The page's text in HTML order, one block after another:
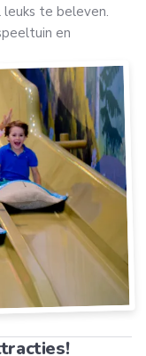
te beleven.
en